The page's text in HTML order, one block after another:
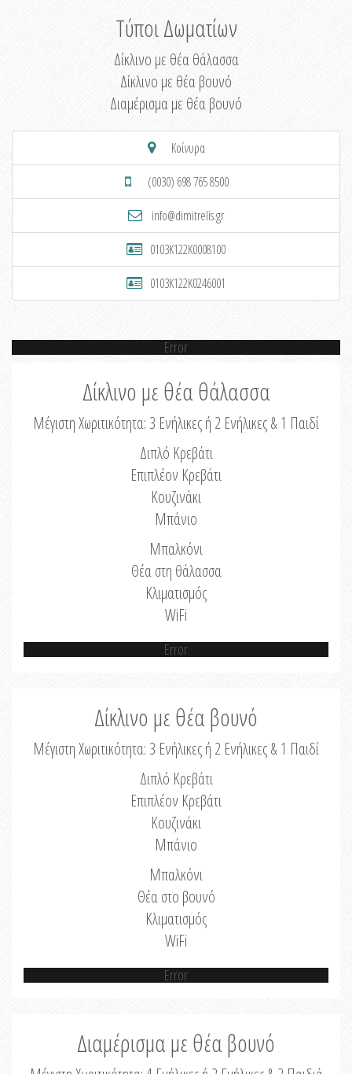
Τύποι Δωματίων
Δίκλινο με θέα θάλασσα
Δίκλινο με θέα βουνό
Διαμέρισμα με θέα βουνό
Κοίνυρα
(0030) 698 765 8500
info@dimitrelis.gr
0103K122K0008100
0103K122K0246001
Error
Δίκλινο με θέα θάλασσα
Μέγιστη Χωριτικότητα: 3 Ενήλικες ή 2 Ενήλικες & 1 Παιδί
Διπλό Κρεβάτι
Επιπλέον Κρεβάτι
Κουζινάκι
Μπάνιο
Μπαλκόνι
Θέα στη θάλασσα
Κλιματισμός
WiFi
Error
Δίκλινο με θέα βουνό
Μέγιστη Χωριτικότητα: 3 Ενήλικες ή 2 Ενήλικες & 1 Παιδί
Διπλό Κρεβάτι
Επιπλέον Κρεβάτι
Κουζινάκι
Μπάνιο
Μπαλκόνι
Θέα στο βουνό
Κλιματισμός
WiFi
Error
Διαμέρισμα με θέα βουνό